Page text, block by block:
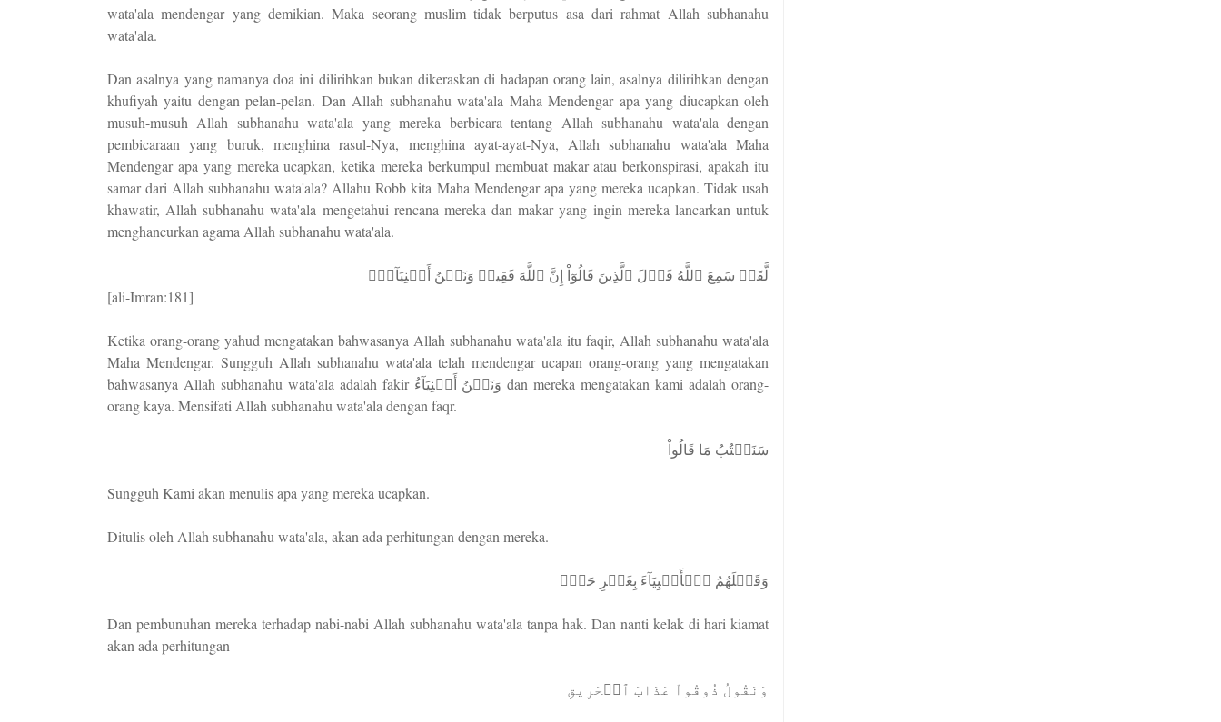
wata'ala mendengar yang demikian. Maka seorang muslim tidak berputus asa dari rahmat Allah subhanahu
wata'ala.
Dan asalnya yang namanya doa ini dilirihkan bukan dikeraskan di hadapan orang lain, asalnya dilirihkan dengan
khufiyah yaitu dengan pelan-pelan. Dan Allah subhanahu wata'ala Maha Mendengar apa yang diucapkan oleh
musuh-musuh Allah subhanahu wata'ala yang mereka berbicara tentang Allah subhanahu wata'ala dengan
pembicaraan yang buruk, menghina rasul-Nya, menghina ayat-ayat-Nya, Allah subhanahu wata'ala Maha
Mendengar apa yang mereka ucapkan, ketika mereka berkumpul membuat makar atau berkonspirasi, apakah itu
samar dari Allah subhanahu wata'ala? Allahu Robb kita Maha Mendengar apa yang mereka ucapkan. Tidak usah
khawatir, Allah subhanahu wata'ala mengetahui rencana mereka dan makar yang ingin mereka lancarkan untuk
menghancurkan agama Allah subhanahu wata'ala.
لَّقَدۡ سَمِعَ ٱللَّهُ قَوۡلَ ٱلَّذِينَ قَالُوٓاْ إِنَّ ٱللَّهَ فَقِيرٞ وَنَحۡنُ أَغۡنِيَآءُۘ
[ali-Imran:181]
Ketika orang-orang yahud mengatakan bahwasanya Allah subhanahu wata'ala itu faqir, Allah subhanahu wata'ala
Maha Mendengar. Sungguh Allah subhanahu wata'ala telah mendengar ucapan orang-orang yang mengatakan
bahwasanya Allah subhanahu wata'ala adalah fakir وَنَحۡنُ أَغۡنِيَآءُ dan mereka mengatakan kami adalah orang-
orang kaya. Mensifati Allah subhanahu wata'ala dengan faqr.
سَنَكۡتُبُ مَا قَالُواْ
Sungguh Kami akan menulis apa yang mereka ucapkan.
Ditulis oleh Allah subhanahu wata'ala, akan ada perhitungan dengan mereka.
وَقَتۡلَهُمُ ٱلۡأَنۢبِيَآءَ بِغَيۡرِ حَقّٖ
Dan pembunuhan mereka terhadap nabi-nabi Allah subhanahu wata'ala tanpa hak. Dan nanti kelak di hari kiamat
akan ada perhitungan
وَنَقُولُ ذُوقُواْ عَذَابَ ٱلۡحَرِيقِ